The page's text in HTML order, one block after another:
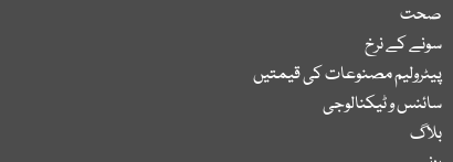
صحت
سونے کے نرخ
پیٹرولیم مصنوعات کی قیمتیں
سائنس و ٹیکنالوجی
بلاگ